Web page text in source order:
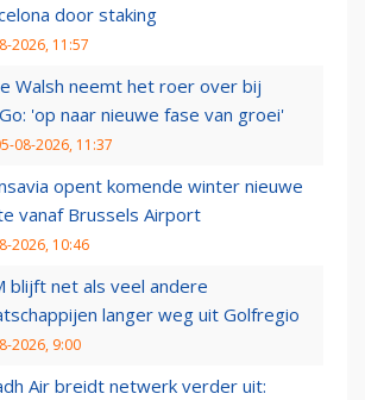
door staking
2026, 11:57
Walsh neemt het roer over bij
'op naar nieuwe fase van groei'
08-2026, 11:37
opent komende winter nieuwe
vanaf Brussels Airport
2026, 10:46
blijft net als veel andere
langer weg uit Golfregio
2026, 9:00
Air breidt netwerk verder uit: